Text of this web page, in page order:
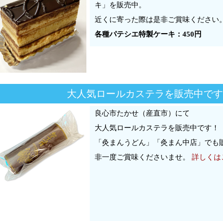
キ」を販売中。
近くに寄った際は是非ご賞味ください。
各種パテシエ特製ケーキ：450円
大人気ロールカステラを販売中です
良心市たかせ（産直市）にて
大人気ロールカステラを販売中です！
「灸まんうどん」「灸まん中店」で
非一度ご賞味くださいませ。 詳しくは